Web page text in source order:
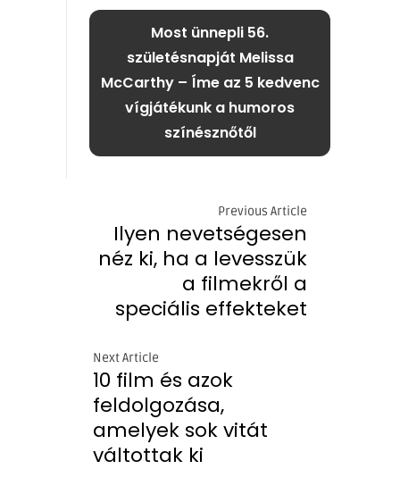
Most ünnepli 56.
születésnapját Melissa
McCarthy – Íme az 5 kedvenc
vígjátékunk a humoros
színésznőtől
Previous Article
Ilyen nevetségesen
néz ki, ha a levesszük
a filmekről a
speciális effekteket
Next Article
10 film és azok
feldolgozása,
amelyek sok vitát
váltottak ki